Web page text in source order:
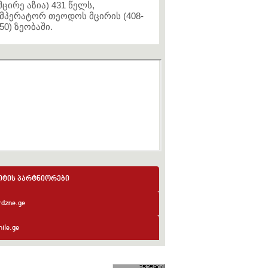
აზია) 431 წელს,
თეოდოს მცირის (408-
ზეობაში.
პარტნიორები